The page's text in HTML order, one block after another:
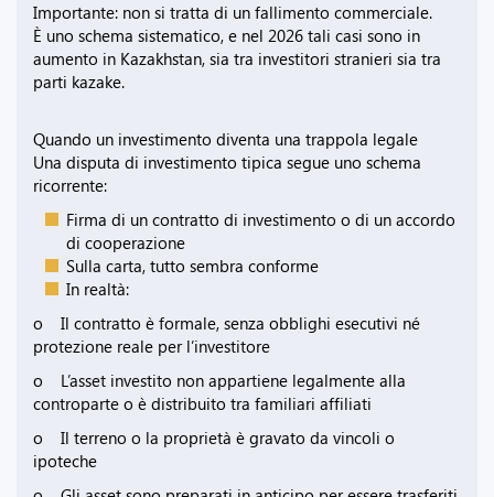
Importante: non si tratta di un fallimento commerciale.
È uno schema sistematico, e nel 2026 tali casi sono in
aumento in Kazakhstan, sia tra investitori stranieri sia tra
parti kazake.
Quando un investimento diventa una trappola legale
Una disputa di investimento tipica segue uno schema
ricorrente:
Firma di un contratto di investimento o di un accordo
di cooperazione
Sulla carta, tutto sembra conforme
In realtà:
o Il contratto è formale, senza obblighi esecutivi né
protezione reale per l’investitore
o L’asset investito non appartiene legalmente alla
controparte o è distribuito tra familiari affiliati
o Il terreno o la proprietà è gravato da vincoli o
ipoteche